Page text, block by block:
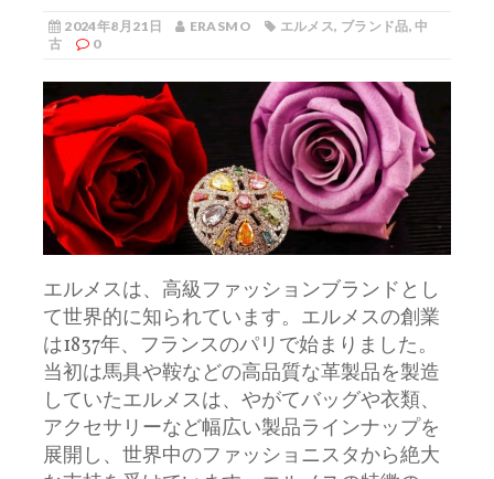
2024年8月21日 ERASMO エルメス, ブランド品,中
古
0
エルメスは、高級ファッションブランドとし
て世界的に知られています。 エルメスの創業
は1837年、フランスのパリで始まりました。
当初は馬具や鞍などの高品質な革製品を製造
していたエルメスは、やがてバッグや衣類、
アクセサリーなど幅広い製品ラインナップを
展開し、世界中のファッショニスタから絶大